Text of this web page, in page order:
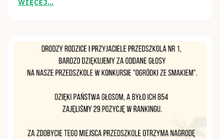
WIĘCEJ…